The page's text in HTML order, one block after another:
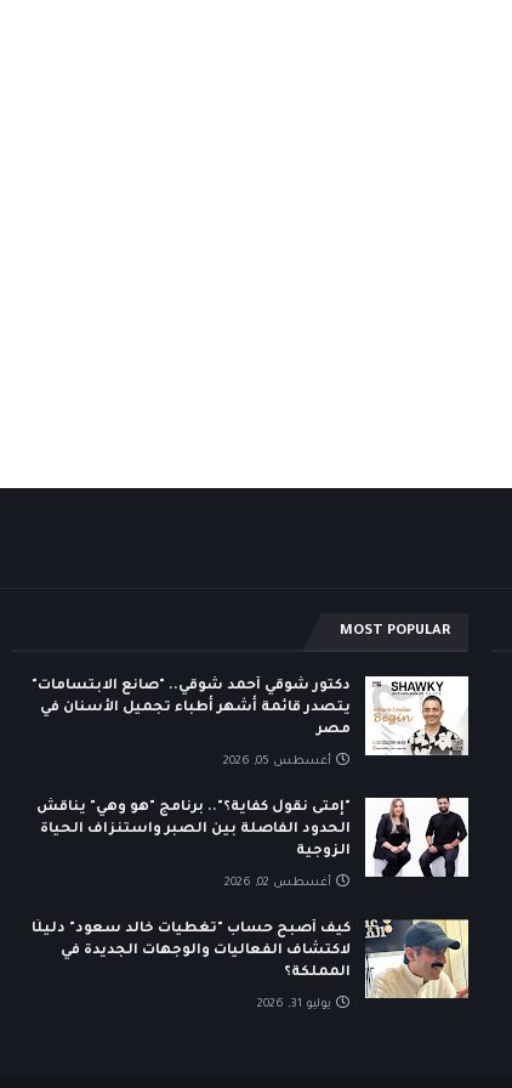
MOST POPULAR
دكتور شوقي أحمد شوقي.. "صانع الابتسامات"
يتصدر قائمة أشهر أطباء تجميل الأسنان في
مصر
أغسطس 05, 2026
"إمتى نقول كفاية؟".. برنامج "هو وهي" يناقش
الحدود الفاصلة بين الصبر واستنزاف الحياة
الزوجية
أغسطس 02, 2026
كيف أصبح حساب "تغطيات خالد سعود" دليلًا
لاكتشاف الفعاليات والوجهات الجديدة في
المملكة؟
يوليو 31, 2026